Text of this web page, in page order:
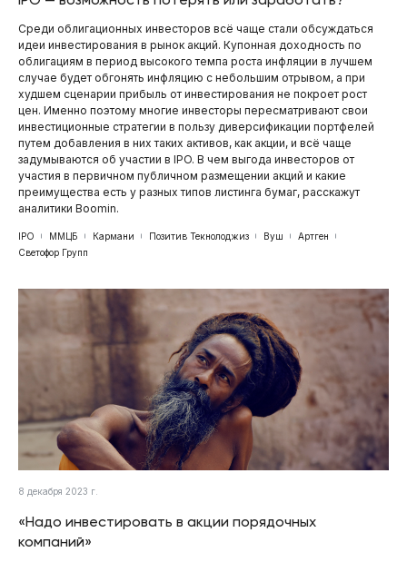
Среди облигационных инвесторов всё чаще стали обсуждаться
идеи инвестирования в рынок акций. Купонная доходность по
облигациям в период высокого темпа роста инфляции в лучшем
случае будет обгонять инфляцию с небольшим отрывом, а при
худшем сценарии прибыль от инвестирования не покроет рост
цен. Именно поэтому многие инвесторы пересматривают свои
инвестиционные стратегии в пользу диверсификации портфелей
путем добавления в них таких активов, как акции, и всё чаще
задумываются об участии в IPO. В чем выгода инвесторов от
участия в первичном публичном размещении акций и какие
преимущества есть у разных типов листинга бумаг, расскажут
аналитики Boomin.
IPO ММЦБ Кармани Позитив Текнолоджиз Вуш
Артген
Светофор Групп
8 декабря 2023 г.
«Надо инвестировать в акции порядочных
компаний»